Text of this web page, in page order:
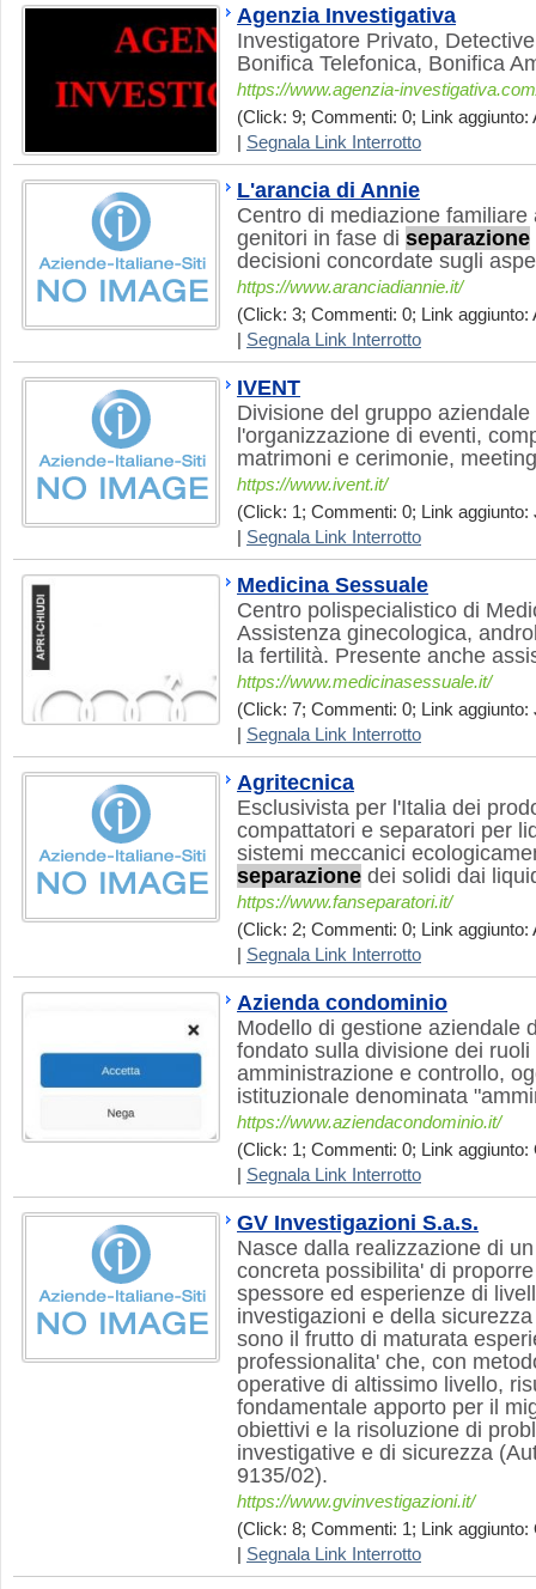
Agenzia Investigativa
Investigatore Privato,
Bonifica Telefonica, Bonifica
https://www.agenzia-
(Click: 9; Commenti: 0; Link aggiunto:
Segnala Link Interrotto
L'arancia di Annie
Centro di mediazione
genitori in fase di separazione
decisioni concordate sugli
https://www.aranciadiannie.it/
(Click: 3; Commenti: 0; Link aggiunto:
Segnala Link Interrotto
IVENT
Divisione del gruppo
l'organizzazione di eventi,
matrimoni e cerimonie,
https://www.ivent.it/
(Click: 1; Commenti: 0; Link aggiunto:
Segnala Link Interrotto
Medicina Sessuale
Centro polispecialistico di
Assistenza ginecologica,
la fertilità. Presente anche
https://www.medicinasessuale.it/
(Click: 7; Commenti: 0; Link aggiunto:
Segnala Link Interrotto
Agritecnica
Esclusivista per l'Italia dei
compattatori e separatori per
sistemi meccanici
separazione dei solidi dai
https://www.fanseparatori.it/
(Click: 2; Commenti: 0; Link aggiunto:
Segnala Link Interrotto
Azienda condominio
Modello di gestione aziendale
fondato sulla divisione dei
amministrazione e controllo,
istituzionale denominata
https://www.aziendacondominio.it/
(Click: 1; Commenti: 0; Link aggiunto:
Segnala Link Interrotto
GV Investigazioni S.a.s.
Nasce dalla realizzazione di
concreta possibilita' di
spessore ed esperienze di
investigazioni e della
sono il frutto di maturata
professionalita' che, con
operative di altissimo livello,
fondamentale apporto per il
obiettivi e la risoluzione di
investigative e di sicurezza
9135/02).
https://www.gvinvestigazioni.it/
(Click: 8; Commenti: 1; Link aggiunto:
Segnala Link Interrotto